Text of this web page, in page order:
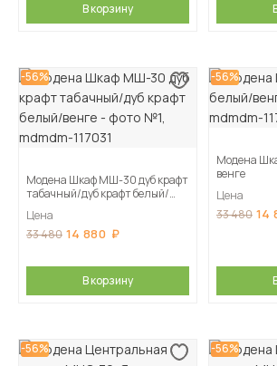
В корзину
-56%
Модена Шкаф МШ-30 дуб крафт
табачный/дуб крафт белый/
Цена
33 480 14 880
В корзину
-56%
Модена
венге
Цена
33 480 14
-56% -56%